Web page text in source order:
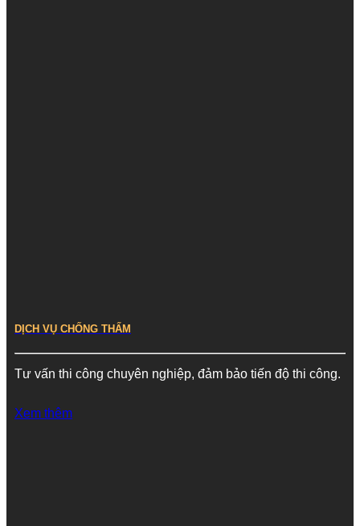
DỊCH VỤ CHỐNG THẤM
Tư vấn thi công chuyên nghiệp, đảm bảo tiến độ thi công.
Xem thêm